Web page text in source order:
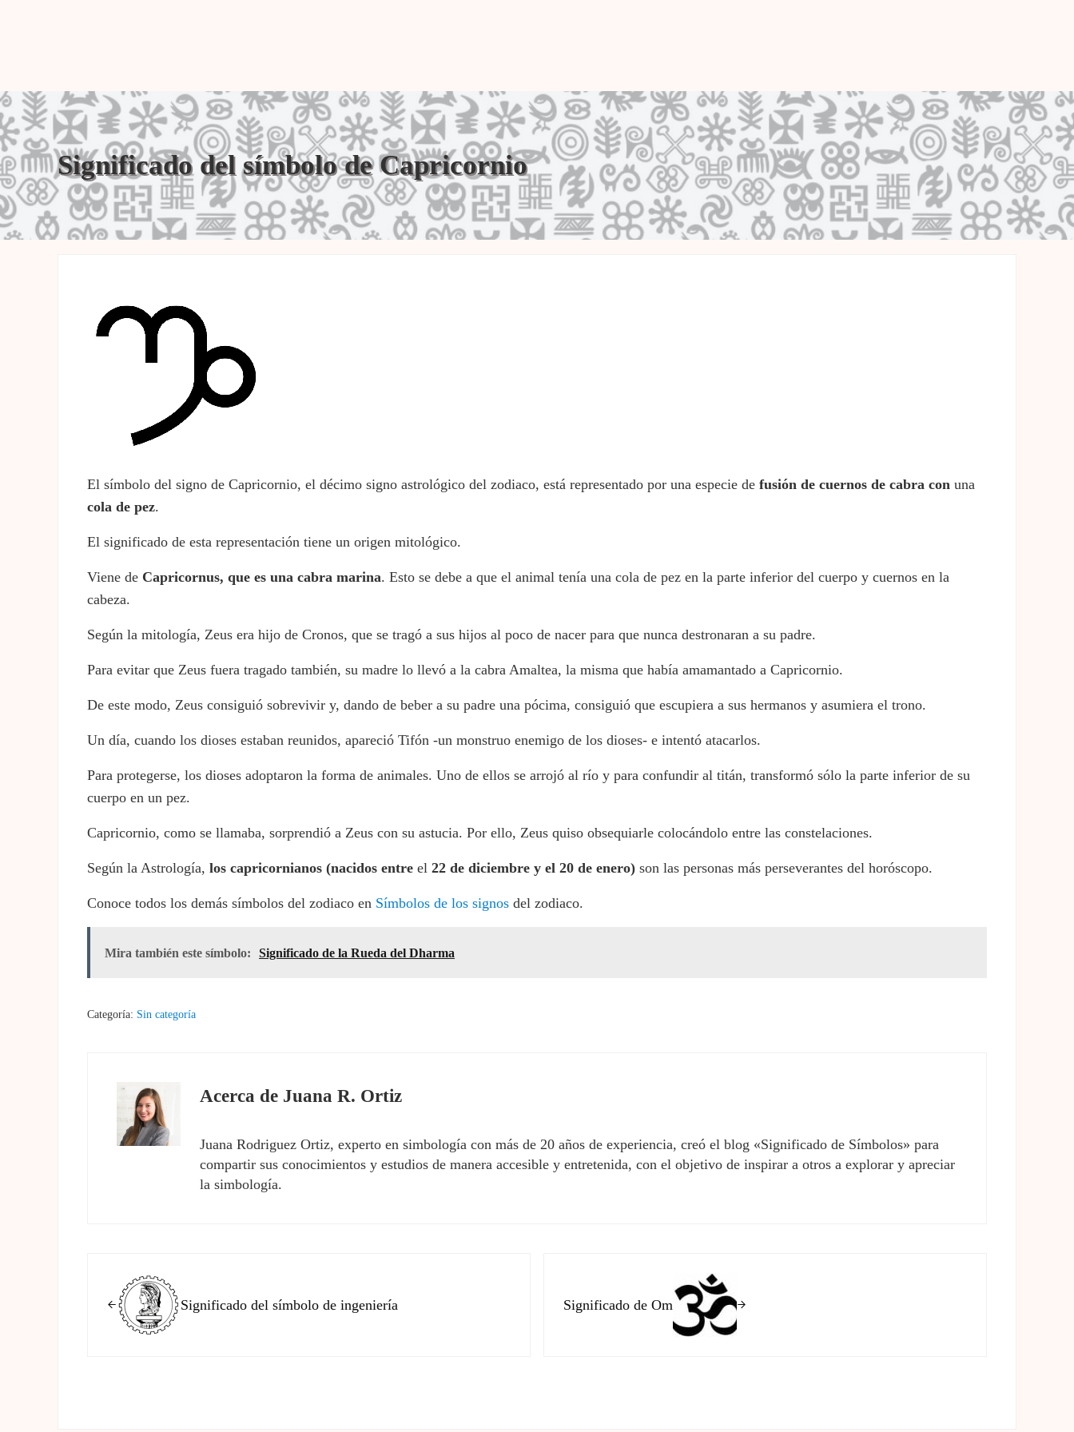
Significado del símbolo de Capricornio
El símbolo del signo de Capricornio, el décimo signo astrológico del zodiaco, está representado por una especie defusión de cuernos de cabra con una
cola de pez.
El significado de esta representación tiene un origen mitológico.
Viene de Capricornus, que es una cabra marina. Esto se debe a que el animal tenía una cola de pez en la parte inferior del cuerpo y cuernos en la
cabeza.
Según la mitología, Zeus era hijo de Cronos, que se tragó a sus hijos al poco de nacer para que nunca destronaran a su padre.
Para evitar que Zeus fuera tragado también, su madre lo llevó a la cabra Amaltea, la misma que había amamantado a Capricornio.
De este modo, Zeus consiguió sobrevivir y, dando de beber a su padre una pócima, consiguió que escupiera a sus hermanos y asumiera el trono.
Un día, cuando los dioses estaban reunidos, apareció Tifón -un monstruo enemigo de los dioses- e intentó atacarlos.
Para protegerse, los dioses adoptaron la forma de animales. Uno de ellos se arrojó al río y para confundir al titán, transformó sólo la parte inferior de su
cuerpo en un pez.
Capricornio, como se llamaba, sorprendió a Zeus con su astucia. Por ello, Zeus quiso obsequiarle colocándolo entre las constelaciones.
Según la Astrología,los capricornianos (nacidos entre el22 de diciembre y el 20 de enero) son las personas más perseverantes del horóscopo.
Conoce todos los demás símbolos del zodiaco en Símbolos de los signos del zodiaco.
Mira también este símbolo: Significado de la Rueda del Dharma
Categoría: Sin categoría
Acerca de Juana R. Ortiz
Juana Rodriguez Ortiz, experto en simbología con más de 20 años de experiencia, creó el blog «Significado de Símbolos» para
compartir sus conocimientos y estudios de manera accesible y entretenida, con el objetivo de inspirar a otros a explorar y apreciar
la simbología.
Significado del símbolo de ingeniería Significado de Om